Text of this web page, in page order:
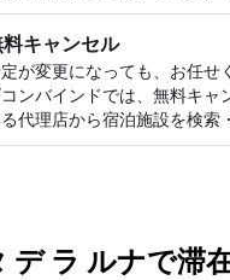
キャンセル
が変更になっても、お任せ
ンバインドでは、無料キャ
代理店から宿泊施設を検索
デ ラ ルナで滞